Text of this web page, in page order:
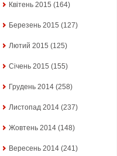
Квітень 2015 (164)
Березень 2015 (127)
Лютий 2015 (125)
Січень 2015 (155)
Грудень 2014 (258)
Листопад 2014 (237)
Жовтень 2014 (148)
Вересень 2014 (241)